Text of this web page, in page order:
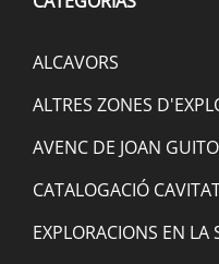
ALCAVORS
ALTRES ZONES
AVENC DE JOAN
CATALOGACIÓ
EXPLORACIONS EN LA